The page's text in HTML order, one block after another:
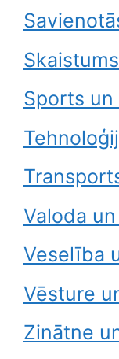
Sports un
Valoda
Veselība
Vēsture
Zinātne